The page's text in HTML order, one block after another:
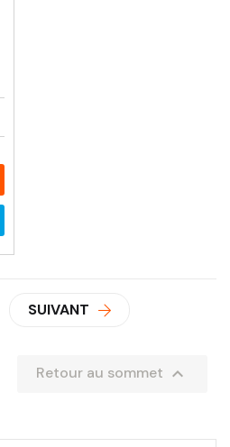
SUIVANT
Retour au sommet 